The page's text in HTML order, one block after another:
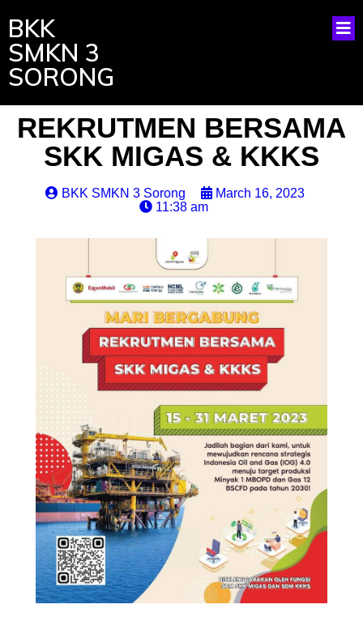
BKK
SMKN 3
SORONG
REKRUTMEN BERSAMA
SKK MIGAS & KKKS
BKK SMKN 3 Sorong
March 16, 2023
11:38 am